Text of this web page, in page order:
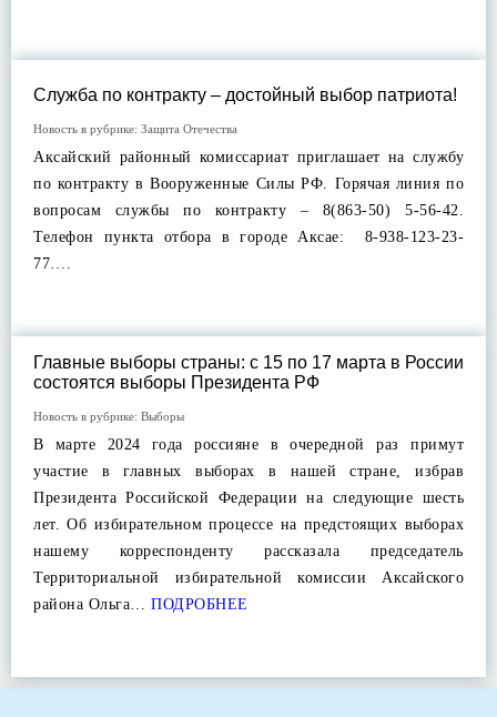
Служба по контракту – достойный выбор патриота!
Новость в рубрике: Защита Отечества
Аксайский районный комиссариат приглашает на службу
по контракту в Вооруженные Силы РФ. Горячая линия по
вопросам службы по контракту – 8(863-50) 5-56-42.
Телефон пункта отбора в городе Аксае: 8-938-123-23-
77….
Главные выборы страны: с 15 по 17 марта в России
состоятся выборы Президента РФ
Новость в рубрике: Выборы
В марте 2024 года россияне в очередной раз примут
участие в главных выборах в нашей стране, избрав
Президента Российской Федерации на следующие шесть
лет. Об избирательном процессе на предстоящих выборах
нашему корреспонденту рассказала председатель
Территориальной избирательной комиссии Аксайского
района Ольга… ПОДРОБНЕЕ